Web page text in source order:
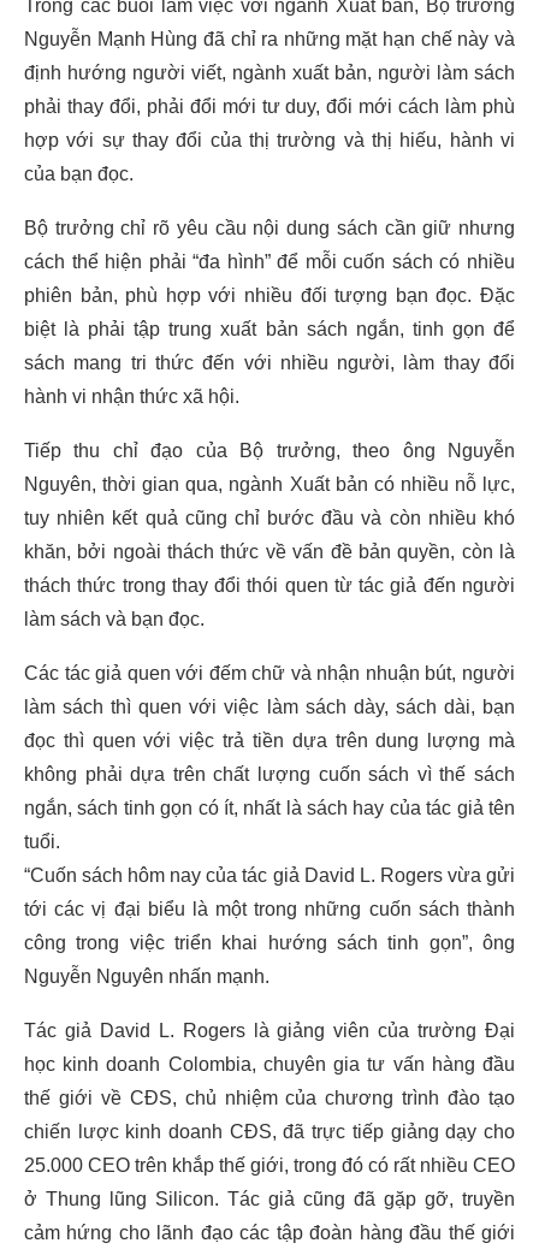
Trong các buổi làm việc với ngành Xuất bản, Bộ trưởng
Nguyễn Mạnh Hùng đã chỉ ra những mặt hạn chế này và
định hướng người viết, ngành xuất bản, người làm sách
phải thay đổi, phải đổi mới tư duy, đổi mới cách làm phù
hợp với sự thay đổi của thị trường và thị hiếu, hành vi
của bạn đọc.
Bộ trưởng chỉ rõ yêu cầu nội dung sách cần giữ nhưng
cách thể hiện phải “đa hình” để mỗi cuốn sách có nhiều
phiên bản, phù hợp với nhiều đối tượng bạn đọc. Đặc
biệt là phải tập trung xuất bản sách ngắn, tinh gọn để
sách mang tri thức đến với nhiều người, làm thay đổi
hành vi nhận thức xã hội.
Tiếp thu chỉ đạo của Bộ trưởng, theo ông Nguyễn
Nguyên, thời gian qua, ngành Xuất bản có nhiều nỗ lực,
tuy nhiên kết quả cũng chỉ bước đầu và còn nhiều khó
khăn, bởi ngoài thách thức về vấn đề bản quyền, còn là
thách thức trong thay đổi thói quen từ tác giả đến người
làm sách và bạn đọc.
Các tác giả quen với đếm chữ và nhận nhuận bút, người
làm sách thì quen với việc làm sách dày, sách dài, bạn
đọc thì quen với việc trả tiền dựa trên dung lượng mà
không phải dựa trên chất lượng cuốn sách vì thế sách
ngắn, sách tinh gọn có ít, nhất là sách hay của tác giả tên
tuổi.
“Cuốn sách hôm nay của tác giả David L. Rogers vừa gửi
tới các vị đại biểu là một trong những cuốn sách thành
công trong việc triển khai hướng sách tinh gọn”, ông
Nguyễn Nguyên nhấn mạnh.
Tác giả David L. Rogers là giảng viên của trường Đại
học kinh doanh Colombia, chuyên gia tư vấn hàng đầu
thế giới về CĐS, chủ nhiệm của chương trình đào tạo
chiến lược kinh doanh CĐS, đã trực tiếp giảng dạy cho
25.000 CEO trên khắp thế giới, trong đó có rất nhiều CEO
ở Thung lũng Silicon. Tác giả cũng đã gặp gỡ, truyền
cảm hứng cho lãnh đạo các tập đoàn hàng đầu thế giới